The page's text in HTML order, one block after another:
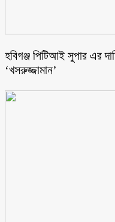
হবিগঞ্জ পিটিআই সুপার এর
‘খসরুজ্জামান’